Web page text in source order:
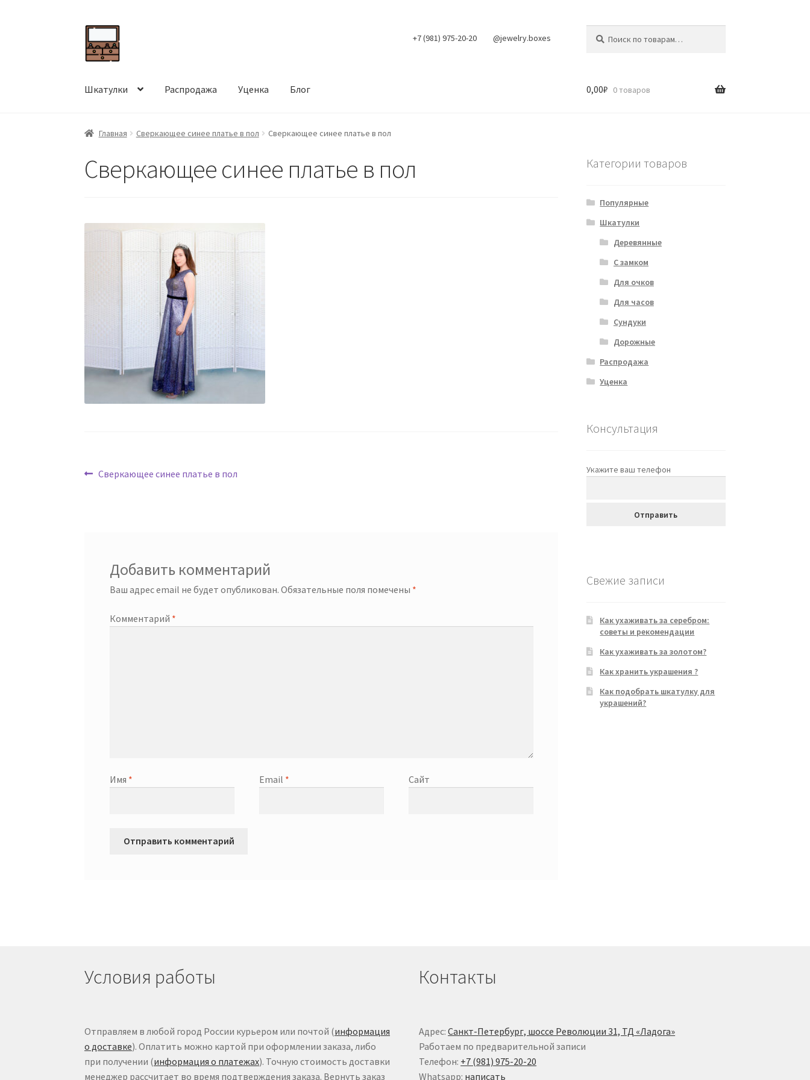
Перейти
к
навигации
Перейти
к
содержимому
+7 (981) 975-20-20 @jewelry.boxes
Шкатулки Распродажа Уценка Блог 0,00₽ 0 товаров
Главная Сверкающее синее платье в пол Сверкающее синее платье в пол
Сверкающее синее платье в пол
Навигация
Предыдущая
Сверкающее синее платье в пол
Добавить комментарий
Ваш адрес email не будет опубликован. Обязательные поля помечены *
Комментарий *
Имя * Email * Сайт
Категории товаров
Популярные
Шкатулки
Деревянные
С замком
Для очков
Для часов
Сундуки
Дорожные
Распродажа
Уценка
Консультация
Укажите ваш телефон
Свежие записи
Как ухаживать за серебром:
советы и рекомендации
Как ухаживать за золотом?
Как хранить украшения ?
Как подобрать шкатулку для
украшений?
Условия работы
Отправляем в любой город России курьером или почтой (информация
о доставке). Оплатить можно картой при оформлении заказа, либо
при получении (информация о платежах). Точную стоимость доставки
менеджер рассчитает во время подтверждения заказа. Вернуть заказ
Контакты
Адрес:Санкт-Петербург, шоссе Революции 31, ТД «Ладога»
Работаем по предварительной записи
Телефон: +7 (981) 975-20-20
Whatsapp: написать